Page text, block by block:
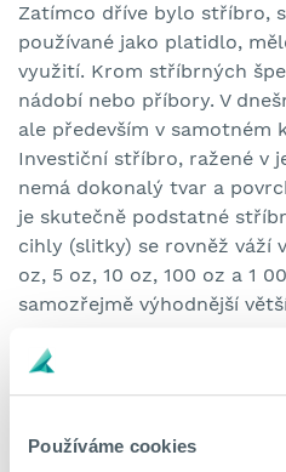
Používáme cookies
Zatímco dříve bylo stříbro,
používané jako platidlo,
využití. Krom stříbrných
nádobí nebo příbory. V
ale především v samotném
Investiční stříbro, ražené v
nemá dokonalý tvar a
je skutečně podstatné
cihly (slitky) se rovněž váží
oz, 5 oz, 10 oz, 100 oz a 1
samozřejmě výhodnější
Jak si investiční
aktuálně stojí?